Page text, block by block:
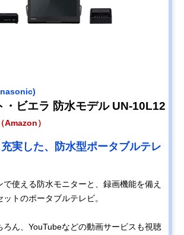
・ビエラ 防水モデル UN-10L12
Amazon）
実した、防水型ポータブルテレ
で使える防水モニターと、録画機能を備え
トのポータブルテレビ。
ろん、YouTubeなどの動画サービスも視聴